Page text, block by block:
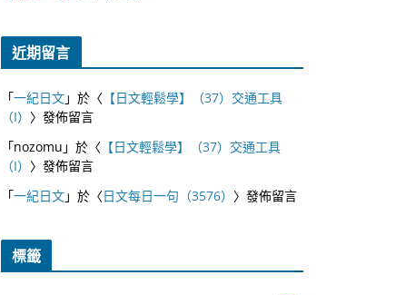
近期留言
「一紀日文」於〈 【日文輕鬆學】（37）交通工具
（I） 〉發佈留言
「nozomu 」於〈 【日文輕鬆學】（37）交通工具
（I） 〉發佈留言
「一紀日文」於〈日文每日一句（3576） 〉發佈留言
標籤